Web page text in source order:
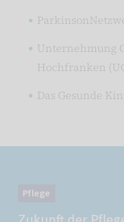
Unternehmung
Hochfranken
Das Gesunde
Pflege